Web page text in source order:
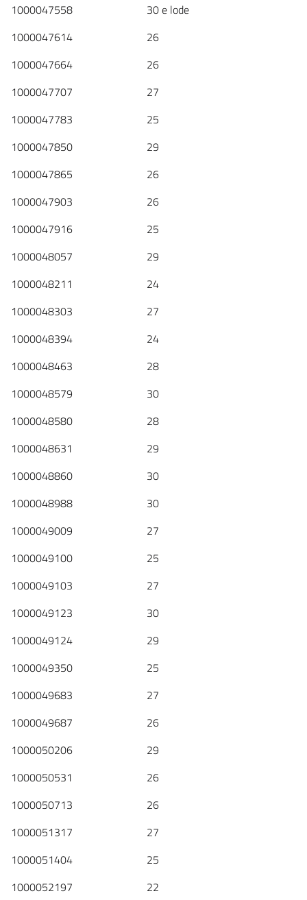
1000047558 30 e lode
1000047614 26
1000047664 26
1000047707 27
1000047783 25
1000047850 29
1000047865 26
1000047903 26
1000047916 25
1000048057 29
1000048211 24
1000048303 27
1000048394 24
1000048463 28
1000048579 30
1000048580 28
1000048631 29
1000048860 30
1000048988 30
1000049009 27
1000049100 25
1000049103 27
1000049123 30
1000049124 29
1000049350 25
1000049683 27
1000049687 26
1000050206 29
1000050531 26
1000050713 26
1000051317 27
1000051404 25
1000052197 22